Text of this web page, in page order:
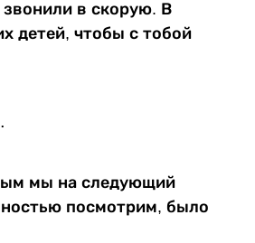
в скорую. В
детей, чтобы с тобой
мы на следующий
посмотрим, было